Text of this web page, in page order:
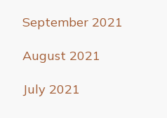
September 2021
August 2021
July 2021